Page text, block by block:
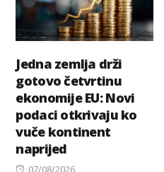
Jedna zemlja drži
gotovo četvrtinu
ekonomije EU: Novi
podaci otkrivaju ko
vuče kontinent
naprijed
Posted
07/08/2026